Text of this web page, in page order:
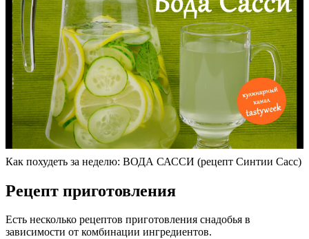
Как похудеть за неделю: ВОДА САССИ (рецепт Синтии Сасс)
Рецепт приготовления
Есть несколько рецептов приготовления снадобья в
зависимости от комбинации ингредиентов.